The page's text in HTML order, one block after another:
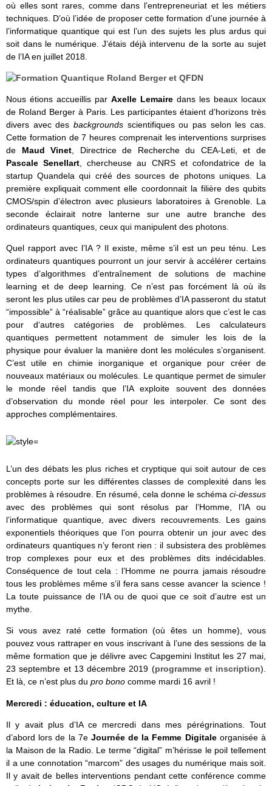
où elles sont rares, comme dans l’entrepreneuriat et les métiers
techniques. D’où l’idée de proposer cette formation d’une journée à
l’informatique quantique qui est l’un des sujets les plus ardus qui
soit dans le numérique. J’étais déjà intervenu de la sorte au sujet
de l’IA en juillet 2018.
Nous étions accueillis par Axelle Lemaire dans les beaux locaux
de Roland Berger à Paris. Les participantes étaient d’horizons très
divers avec des backgrounds scientifiques ou pas selon les cas.
Cette formation de 7 heures comprenait les interventions surprises
de Maud Vinet , Directrice de Recherche du CEA-Leti, et de
Pascale Senellart , chercheuse au CNRS et cofondatrice de la
startup Quandela qui créé des sources de photons uniques. La
première expliquait comment elle coordonnait la filière des qubits
CMOS/spin d’électron avec plusieurs laboratoires à Grenoble. La
seconde éclairait notre lanterne sur une autre branche des
ordinateurs quantiques, ceux qui manipulent des photons.
Quel rapport avec l’IA ? Il existe, même s’il est un peu ténu. Les
ordinateurs quantiques pourront un jour servir à accélérer certains
types d’algorithmes d’entraînement de solutions de machine
learning et de deep learning. Ce n’est pas forcément là où ils
seront les plus utiles car peu de problèmes d’IA passeront du statut
“impossible” à “réalisable” grâce au quantique alors que c’est le cas
pour d‘autres catégories de problèmes. Les calculateurs
quantiques permettent notamment de simuler les lois de la
physique pour évaluer la manière dont les molécules s’organisent.
C’est utile en chimie inorganique et organique pour créer de
nouveaux matériaux ou molécules. Le quantique permet de simuler
le monde réel tandis que l’IA exploite souvent des données
d’observation du monde réel pour les interpoler. Ce sont des
approches complémentaires.
L’un des débats les plus riches et cryptique qui soit autour de ces
concepts porte sur les différentes classes de complexité dans les
problèmes à résoudre. En résumé, cela donne le schéma ci-dessus
avec des problèmes qui sont résolus par l’Homme, l’IA ou
l’informatique quantique, avec divers recouvrements. Les gains
exponentiels théoriques que l’on pourra obtenir un jour avec des
ordinateurs quantiques n’y feront rien : il subsistera des problèmes
trop complexes pour eux et des problèmes dits indécidables.
Conséquence de tout cela : l’Homme ne pourra jamais résoudre
tous les problèmes même s’il fera sans cesse avancer la science !
La toute puissance de l’IA ou de quoi que ce soit d’autre est un
mythe.
Si vous avez raté cette formation (où êtes un homme), vous
pouvez vous rattraper en vous inscrivant à l’une des sessions de la
même formation que je délivre avec Capgemini Institut les 27 mai,
23 septembre et 13 décembre 2019 (programme et inscription).
Et là, ce n’est plus du pro bono comme mardi 16 avril !
Mercredi : éducation, culture et IA
Il y avait plus d’IA ce mercredi dans mes pérégrinations. Tout
d’abord lors de la 7e Journée de la Femme Digitale organisée à
la Maison de la Radio. Le terme “digital” m’hérisse le poil tellement
il a une connotation “marcom” des usages du numérique mais soit.
Il y avait de belles interventions pendant cette conférence comme